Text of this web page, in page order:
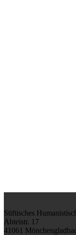
Stiftisches
Abteistr. 17
41061